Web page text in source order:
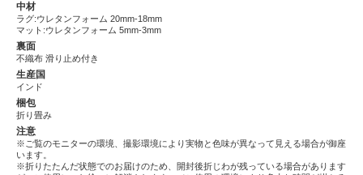
中材
ラグ:ウレタンフォーム 20mm-18mm
マット:ウレタンフォーム 5mm-3mm
裏面
不織布 滑り止め付き
生産国
インド
梱包
折り畳み
注意
※ご覧のモニターの環境、撮影環境により実物と色味が異なって見える場合が御座
います。
※折りたたんだ状態でのお届けのため、開封後折じわが残っている場合があります